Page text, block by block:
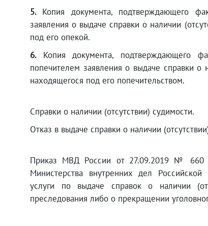
5. Копия документа, подтверждающего
заявления о выдаче справки о наличии
под его опекой.
6. Копия документа, подтверждающего
попечителем заявления о выдаче справки о
находящегося под его попечительством.
Справки о наличии (отсутствии) судимости.
Отказ в выдаче справки о наличии
Приказ МВД России от 27.09.2019 № 660
Министерства внутренних дел
услуги по выдаче справок о наличии
преследования либо о прекращении